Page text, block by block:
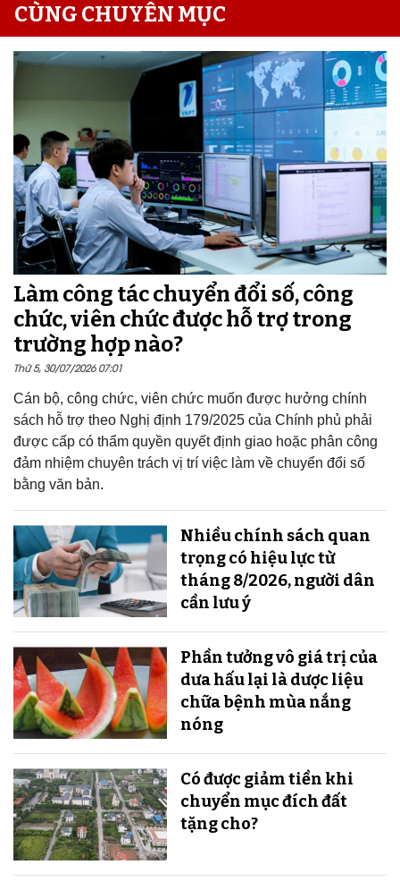
CÙNG CHUYÊN MỤC
Làm công tác chuyển đổi số, công
chức, viên chức được hỗ trợ trong
trường hợp nào?
Thứ 5, 30/07/2026 07:01
Cán bộ, công chức, viên chức muốn được hưởng chính
sách hỗ trợ theo Nghị định 179/2025 của Chính phủ phải
được cấp có thẩm quyền quyết định giao hoặc phân công
đảm nhiệm chuyên trách vị trí việc làm về chuyển đổi số
bằng văn bản.
Nhiều chính sách quan
trọng có hiệu lực từ
tháng 8/2026, người dân
cần lưu ý
Phần tưởng vô giá trị của
dưa hấu lại là dược liệu
chữa bệnh mùa nắng
nóng
Có được giảm tiền khi
chuyển mục đích đất
tặng cho?